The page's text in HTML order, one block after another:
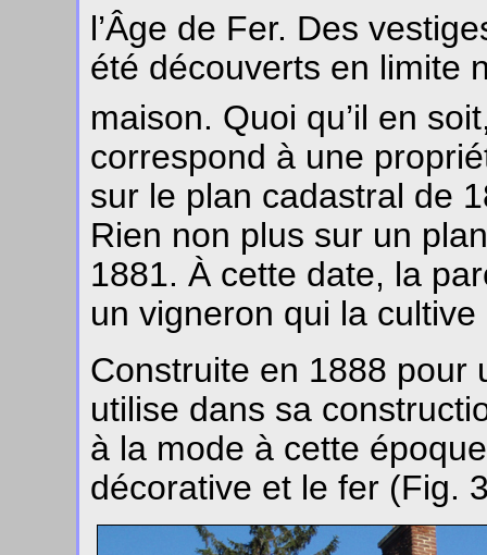
l’Âge de Fer. Des
été découverts en limite
maison. Quoi qu’il en
correspond à une
sur le plan cadastral de
Rien non plus sur un
1881. À cette date, la
un vigneron qui la
Construite en 1888 pour
utilise dans sa
à la mode à cette
décorative et le fer (Fig.